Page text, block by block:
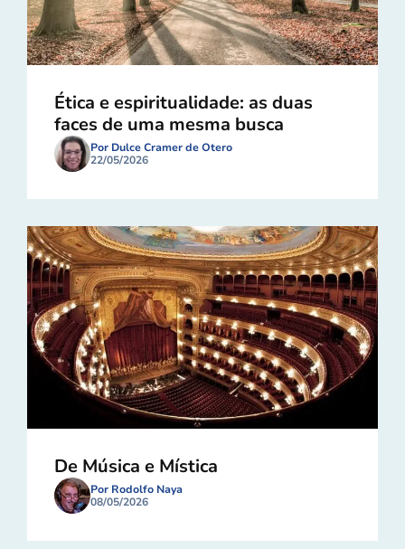
Ética e espiritualidade: as duas
faces de uma mesma busca
Por Dulce Cramer de Otero
22/05/2026
De Música e Mística
Por Rodolfo Naya
08/05/2026